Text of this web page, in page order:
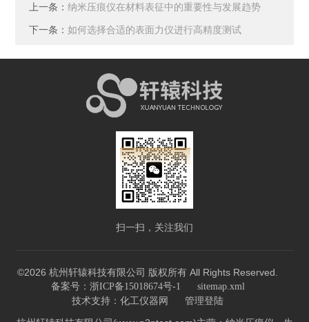
上一条：纳米压痕仪在材料表征中的重要性与发展趋势
下一条：如何选择合适的表面力仪进行高精度测试
扫一扫，关注我们
©2026 杭州轩辕科技有限公司 版权所有 All Rights Reserved.
备案号：浙ICP备15018674号-1 sitemap.xml
技术支持： 化工仪器网 管理登陆